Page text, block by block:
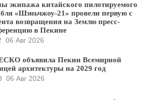
экипажа китайского пилотируемого
«Шэньчжоу-21» провели первую с
возвращения на Землю пресс-
в Пекине
06 Авг 2026
объявила Пекин Всемирной
архитектуры на 2029 год
06 Авг 2026